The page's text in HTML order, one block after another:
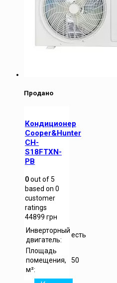
Продано
Кондиционер
Cooper&Hunter
CH-
S18FTXN-
PB
0out of5
based on 0
customer
ratings
44899 грн
Инверторный
двигатель:
есть
Площадь
помещения,
м²:
50